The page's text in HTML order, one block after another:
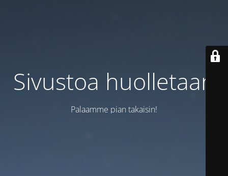
Sivustoa huolletaan
Palaamme pian takaisin!